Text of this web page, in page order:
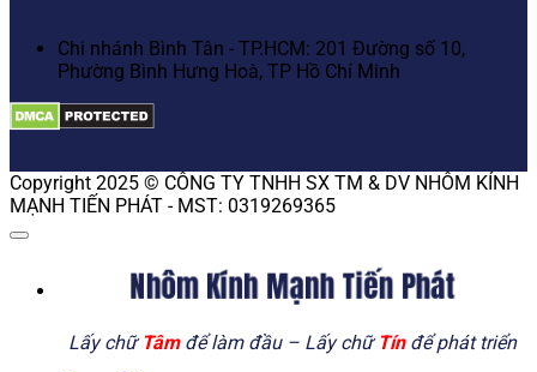
Chi nhánh Bình Tân - TP.HCM: 201 Đường số 10,
Phường Bình Hưng Hoà, TP Hồ Chí Minh
Copyright 2025 © CÔNG TY TNHH SX TM & DV NHÔM KÍNH
MẠNH TIẾN PHÁT - MST: 0319269365
Nhôm Kính Mạnh Tiến Phát
Lấy chữTâmđể làm đầu – Lấy chữTínđể phát triển